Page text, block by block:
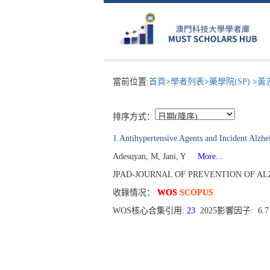
當前位置:首頁>學者列表>藥學院(SP) >黃
排序方式：
1.Antihypertensive Agents and Incident
Adesuyan, M, Jani, Y
More...
JPAD-JOURNAL OF PREVENTION OF
收錄情况： WOS SCOPUS
WOS核心合集引用: 23 2025影響因子: